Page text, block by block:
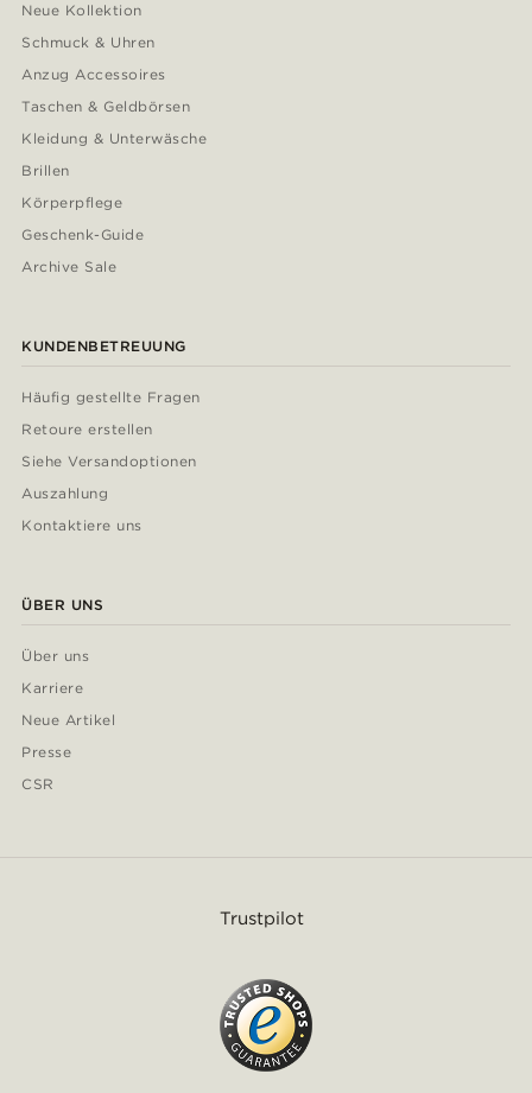
Neue Kollektion
Schmuck & Uhren
Anzug Accessoires
Taschen & Geldbörsen
Kleidung & Unterwäsche
Brillen
Körperpflege
Geschenk-Guide
Archive Sale
KUNDENBETREUUNG
Häufig gestellte Fragen
Retoure erstellen
Siehe Versandoptionen
Auszahlung
Kontaktiere uns
ÜBER UNS
Über uns
Karriere
Neue Artikel
Presse
CSR
Trustpilot